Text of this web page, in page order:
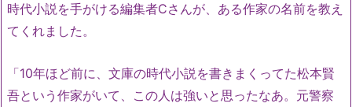
時代小説を手がける編集者Cさんが、ある作家の名前を教え
てくれました。
「10年ほど前に、文庫の時代小説を書きまくってた松本賢
吾という作家がいて、この人は強いと思ったなあ。元警察